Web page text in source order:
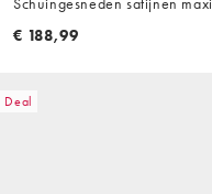
jurk met blote schouder in
€ 188,99
Deal